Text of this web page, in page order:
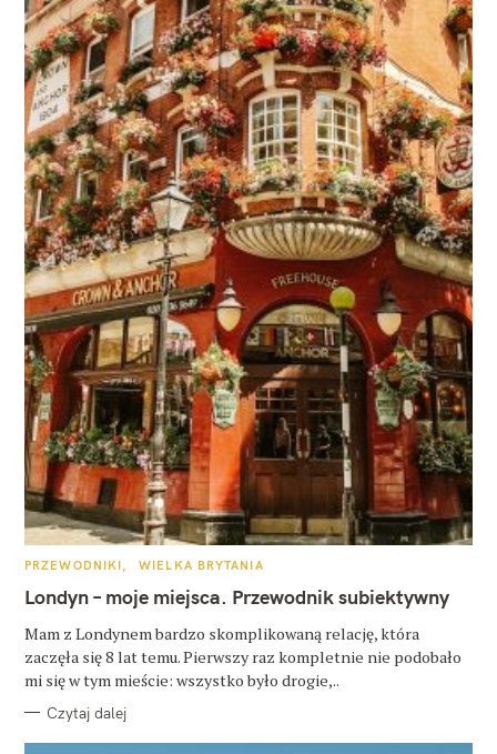
K
T
E
O
R
I
PRZEWODNIKI WIELKA BRYTANIA
Londyn – moje miejsca. Przewodnik subiektywny
Mam z Londynem bardzo skomplikowaną relację, która
zaczęła się 8 lat temu. Pierwszy raz kompletnie nie podobało
mi się w tym mieście: wszystko było drogie,..
Czytaj dalej